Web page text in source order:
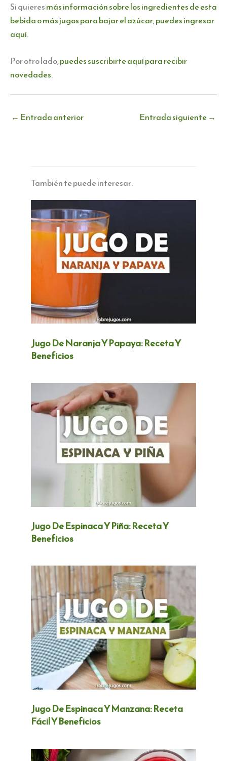
Si quieresmás información sobre los ingredientes de esta
bebida o más jugos para bajar el azúcar, puedes ingresar
aquí.
Por otro lado,puedes suscribirte aquí para recibir
novedades.
← Entrada anterior Entrada siguiente →
También te puede interesar:
Jugo De Naranja Y Papaya: Receta Y
Beneficios
Jugo De Espinaca Y Piña: Receta Y
Beneficios
Jugo De Espinaca Y Manzana: Receta
Fácil Y Beneficios